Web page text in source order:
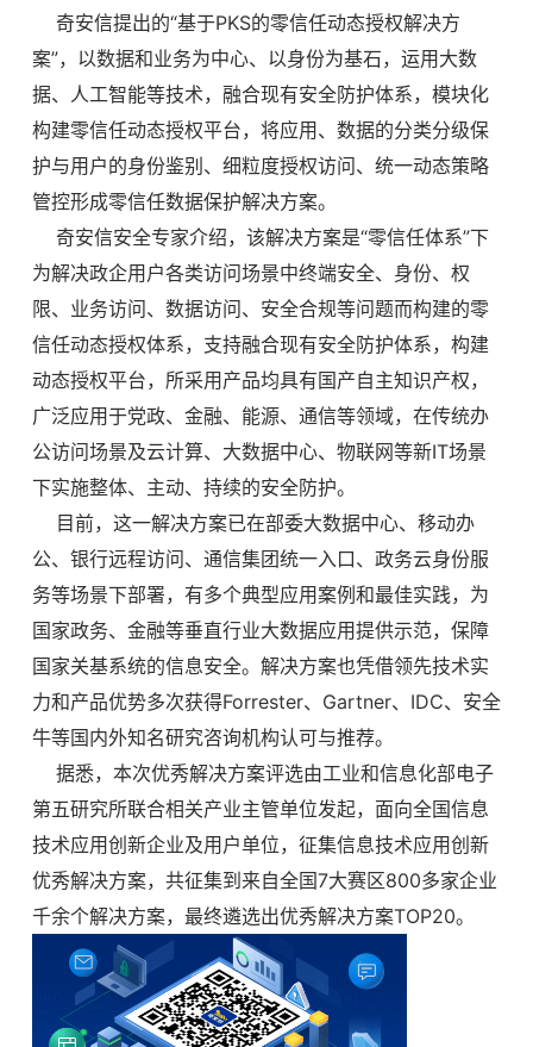
奇安信提出的“基于PKS的零信任动态授权解决方
案”，以数据和业务为中心、以身份为基石，运用大数
据、人工智能等技术，融合现有安全防护体系，模块化
构建零信任动态授权平台，将应用、数据的分类分级保
护与用户的身份鉴别、细粒度授权访问、统一动态策略
管控形成零信任数据保护解决方案。
奇安信安全专家介绍，该解决方案是“零信任体系”下
为解决政企用户各类访问场景中终端安全、身份、权
限、业务访问、数据访问、安全合规等问题而构建的零
信任动态授权体系，支持融合现有安全防护体系，构建
动态授权平台，所采用产品均具有国产自主知识产权，
广泛应用于党政、金融、能源、通信等领域，在传统办
公访问场景及云计算、大数据中心、物联网等新IT场景
下实施整体、主动、持续的安全防护。
目前，这一解决方案已在部委大数据中心、移动办
公、银行远程访问、通信集团统一入口、政务云身份服
务等场景下部署，有多个典型应用案例和最佳实践，为
国家政务、金融等垂直行业大数据应用提供示范，保障
国家关基系统的信息安全。解决方案也凭借领先技术实
力和产品优势多次获得Forrester、Gartner、IDC、安全
牛等国内外知名研究咨询机构认可与推荐。
据悉，本次优秀解决方案评选由工业和信息化部电子
第五研究所联合相关产业主管单位发起，面向全国信息
技术应用创新企业及用户单位，征集信息技术应用创新
优秀解决方案，共征集到来自全国7大赛区800多家企业
千余个解决方案，最终遴选出优秀解决方案TOP20。